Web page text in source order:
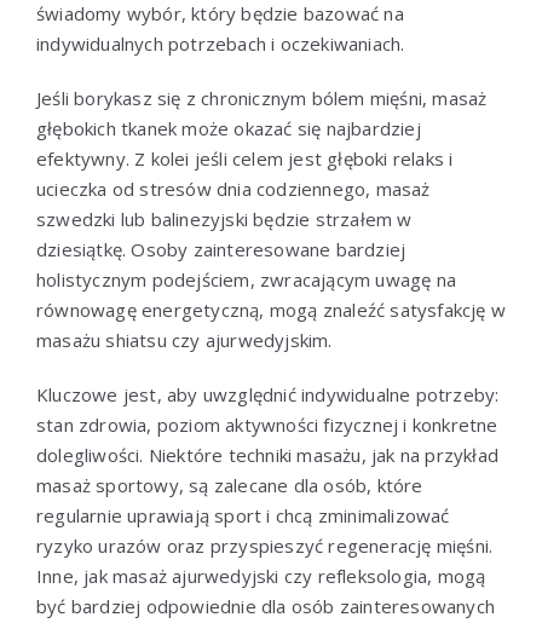
świadomy wybór, który będzie bazować na
indywidualnych potrzebach i oczekiwaniach.
Jeśli borykasz się z chronicznym bólem mięśni, masaż
głębokich tkanek może okazać się najbardziej
efektywny. Z kolei jeśli celem jest głęboki relaks i
ucieczka od stresów dnia codziennego, masaż
szwedzki lub balinezyjski będzie strzałem w
dziesiątkę. Osoby zainteresowane bardziej
holistycznym podejściem, zwracającym uwagę na
równowagę energetyczną, mogą znaleźć satysfakcję w
masażu shiatsu czy ajurwedyjskim.
Kluczowe jest, aby uwzględnić indywidualne potrzeby:
stan zdrowia, poziom aktywności fizycznej i konkretne
dolegliwości. Niektóre techniki masażu, jak na przykład
masaż sportowy, są zalecane dla osób, które
regularnie uprawiają sport i chcą zminimalizować
ryzyko urazów oraz przyspieszyć regenerację mięśni.
Inne, jak masaż ajurwedyjski czy refleksologia, mogą
być bardziej odpowiednie dla osób zainteresowanych